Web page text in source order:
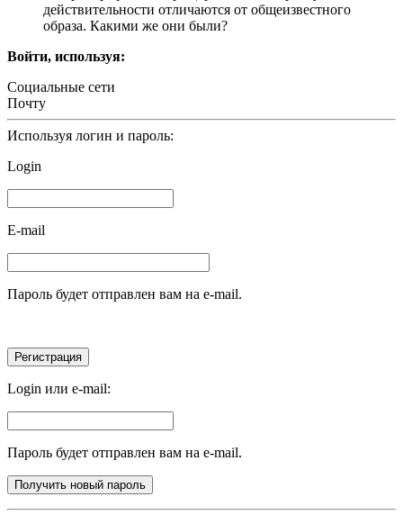
действительности отличаются от общеизвестного
образа. Какими же они были?
Войти, используя:
Социальные сети
Почту
Используя логин и пароль:
Login
E-mail
Пароль будет отправлен вам на e-mail.
Login или e-mail:
Пароль будет отправлен вам на e-mail.